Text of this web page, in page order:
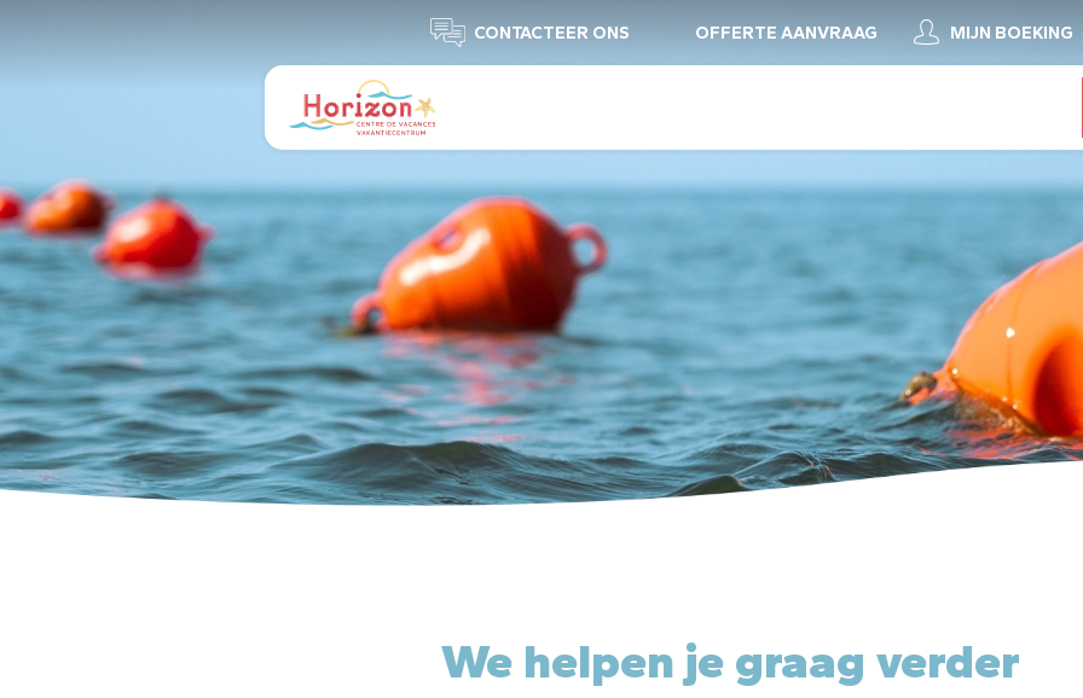
CONTACTEER ONS OFFERTE AANVRAAG MIJN BOEKING
We helpen je graag verder